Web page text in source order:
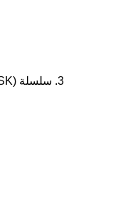
3. سلسلة KOBELCO (SK):